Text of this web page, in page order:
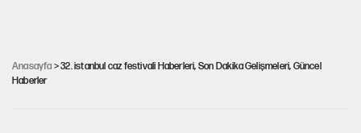
Anasayfa > 32. istanbul caz festivali Haberleri, Son Dakika Gelişmeleri, Güncel
Haberler
32. İstanbul Caz Festivali programı açıklandı